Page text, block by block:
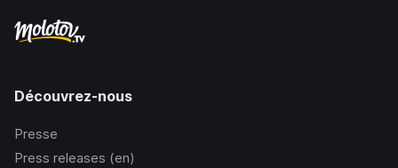
Découvrez-nous
Presse
Press releases (en)